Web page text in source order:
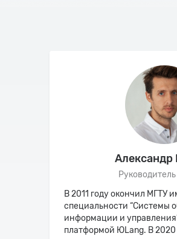
Александр
В 2011 году окончил МГТУ
специальности “Системы
информации и
платформой ЮLang. В 2020